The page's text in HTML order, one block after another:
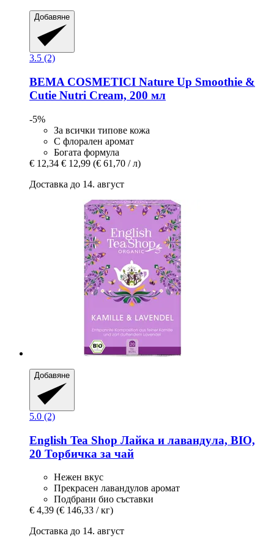
Добавяне
3.5 (2)
BEMA COSMETICI Nature Up Smoothie &
Cutie Nutri Cream, 200 мл
-5%
За всички типове кожа
С флорален аромат
Богата формула
€ 12,34 € 12,99 (€ 61,70 / л)
Доставка до 14. август
Добавяне
5.0 (2)
English Tea Shop Лайка и лавандула, BIO,
20 Торбичка за чай
Нежен вкус
Прекрасен лавандулов аромат
Подбрани био съставки
€ 4,39 (€ 146,33 / кг)
Доставка до 14. август